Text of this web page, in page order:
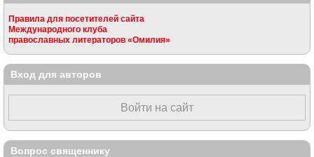
Правила для посетителей сайта
Международного клуба
православных литераторов «Омилия»
Вход для авторов
Войти на сайт
Вопрос священнику